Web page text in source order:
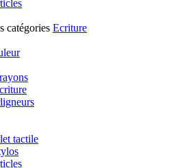
catégories Ecriture
tactile